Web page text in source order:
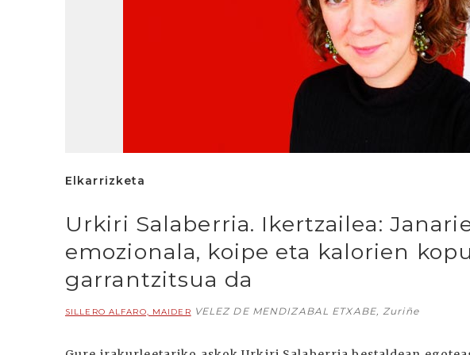
Elkarrizketa
Urkiri Salaberria. Ikertzailea:
emozionala, koipe eta kalorien
garrantzitsua da
SILLERO ALFARO, MAIDER VELEZ DE MENDIZABAL ETXABE, Zuriñe